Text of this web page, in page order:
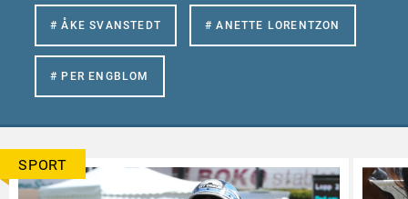
# ÅKE SVANSTEDT # ANETTE LORENTZON
# PER ENGBLOM
SPORT